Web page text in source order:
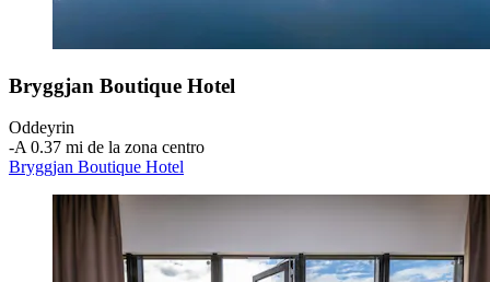
Bryggjan Boutique Hotel
Oddeyrin
‐A 0.37 mi de la zona centro
Bryggjan Boutique Hotel